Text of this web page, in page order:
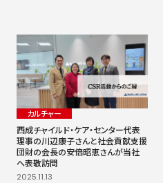
カルチャー
西成チャイルド・ケア・センター代表
理事の川辺康子さんと社会貢献支援
団財の会長の安倍昭恵さんが当社
へ表敬訪問
2025.11.13